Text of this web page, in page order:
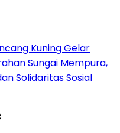
Kuning Gelar
Sungai Mempura,
Solidaritas Sosial